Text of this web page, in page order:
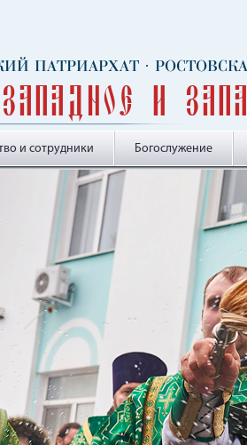
ПАТРИАРХАТ ·
и
и сотрудники Богослужение